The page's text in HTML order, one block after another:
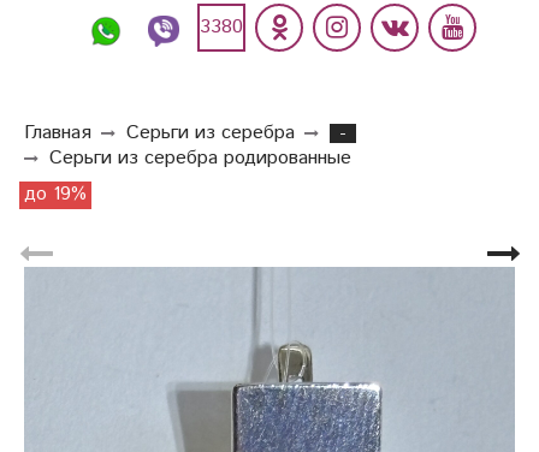
3380
Главная Серьги из серебра
-
Серьги из серебра родированные
до 19%